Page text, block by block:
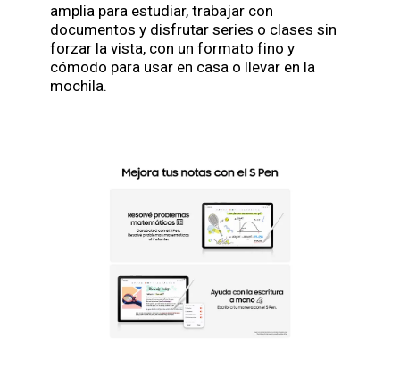
amplia para estudiar, trabajar con
documentos y disfrutar series o clases sin
forzar la vista, con un formato fino y
cómodo para usar en casa o llevar en la
mochila.